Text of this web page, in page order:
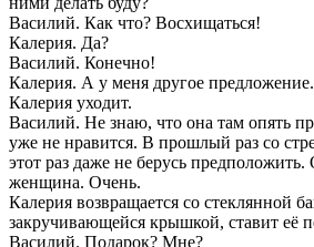
Василий. Как что? Восхищаться!
Калерия. Да?
Василий. Конечно!
Калерия. А у меня другое
Калерия уходит.
Василий. Не знаю, что она там опять
уже не нравится. В прошлый раз со
этот раз даже не берусь предположить.
женщина. Очень.
Калерия возвращается со стеклянной
закручивающейся крышкой, ставит её
Василий. Подарок? Мне?